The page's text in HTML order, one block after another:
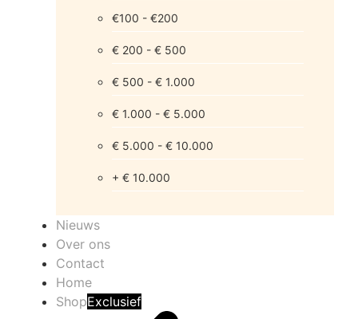
€100 - €200
€ 200 - € 500
€ 500 - € 1.000
€ 1.000 - € 5.000
€ 5.000 - € 10.000
+ € 10.000
Nieuws
Over ons
Contact
Home
ShopExclusief